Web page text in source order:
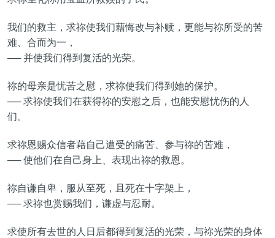
我们的救主，求祢使我们藉悔改与补赎，更能与祢所受的苦
难、合而为一，
── 并使我们得到复活的光荣。
祢的母亲是忧苦之慰，求祢使我们得到她的保护。
── 求祢使我们在获得祢的安慰之后，也能安慰忧伤的人
们。
求祢恩赐众信者藉自己遭受的痛苦、参与祢的苦难，
── 使他们在自己身上、表现出祢的救恩。
祢自谦自卑，服从至死，且死在十字架上，
── 求祢也赏赐我们，谦虚与忍耐。
求使所有去世的人日后都得到复活的光荣，与祢光荣的身体